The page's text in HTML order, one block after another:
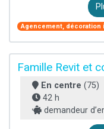
Agencement, décoration
Famille Revit et
En centre (75)
42 h
demandeur